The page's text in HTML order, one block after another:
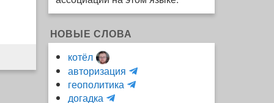
НОВЫЕ СЛОВА
котёл
авторизация
и
геополитика
H
догадка
m